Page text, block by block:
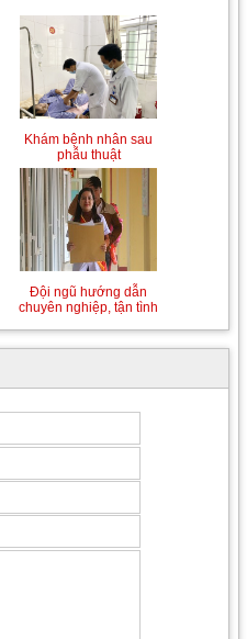
Khám bệnh nhân sau
phẫu thuật
Đội ngũ hướng dẫn
chuyên nghiệp, tận tình